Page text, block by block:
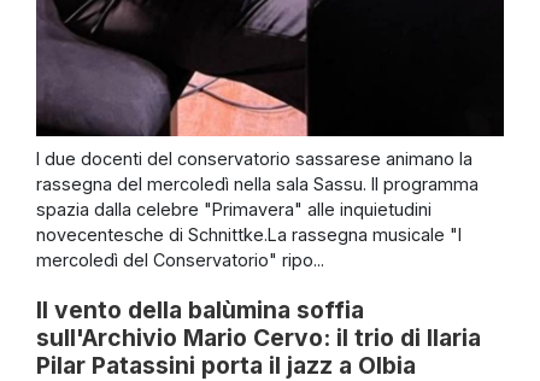
I due docenti del conservatorio sassarese animano la
rassegna del mercoledì nella sala Sassu. Il programma
spazia dalla celebre "Primavera" alle inquietudini
novecentesche di Schnittke.La rassegna musicale "I
mercoledì del Conservatorio" ripo...
Il vento della balùmina soffia
sull'Archivio Mario Cervo: il trio di Ilaria
Pilar Patassini porta il jazz a Olbia